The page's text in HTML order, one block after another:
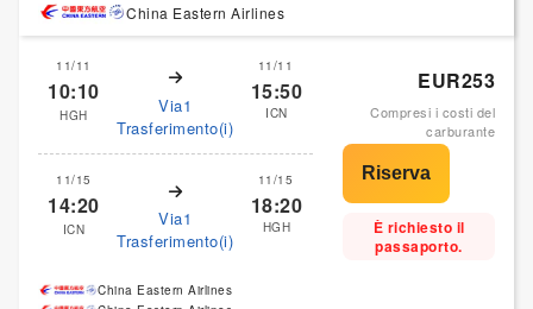
China Eastern Airlines
11/11
10:10
HGH
Via1
Trasferimento(i)
11/11
15:50
ICN
11/15
14:20
ICN
Via1
Trasferimento(i)
11/15
18:20
HGH
EUR253
Compresi i costi del
carburante
È richiesto il
passaporto.
China Eastern Airlines